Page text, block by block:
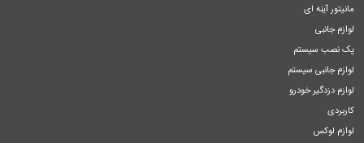
مانیتور آینه ای
لوازم جانبی
پک نصب سیستم
لوازم جانبی سیستم
لوازم دزدگیر خودرو
کاربردی
لوازم لوکس